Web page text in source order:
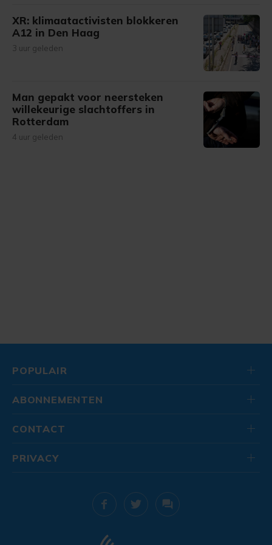
XR: klimaatactivisten blokkeren
A12 in Den Haag
3 uur geleden
Man gepakt voor neersteken
willekeurige slachtoffers in
Rotterdam
4 uur geleden
POPULAIR
ABONNEMENTEN
CONTACT
PRIVACY